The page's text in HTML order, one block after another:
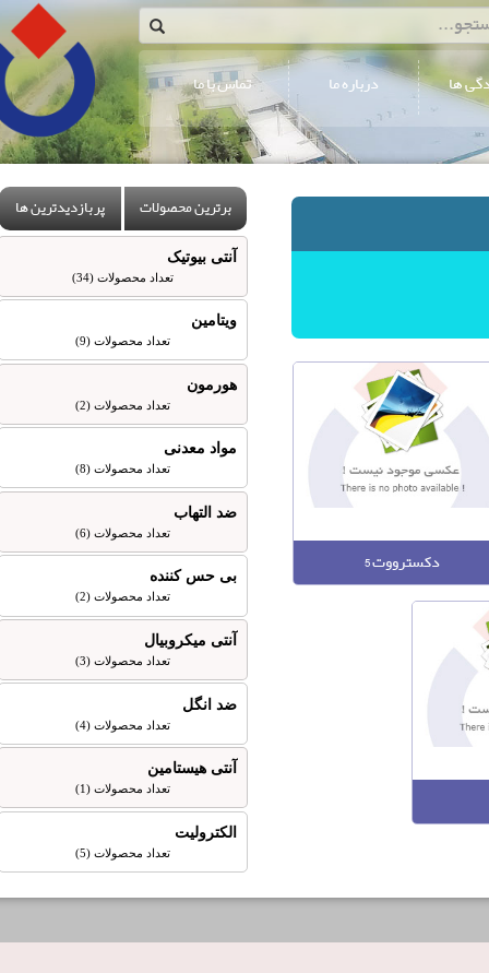
درباره ما تماس با ما
دکسترووت 5
برترین محصولات پربازدیدترین ها
آنتی بیوتیک
تعداد محصولات (34)
تعداد محصولات (9)
هورمون
تعداد محصولات (2)
مواد معدنی
تعداد محصولات (8)
ضد التهاب
تعداد محصولات (6)
بی حس کننده
تعداد محصولات (2)
آنتی میکروبیال
تعداد محصولات (3)
ضد انگل
تعداد محصولات (4)
آنتی هیستامین
تعداد محصولات (1)
الکترولیت
تعداد محصولات (5)